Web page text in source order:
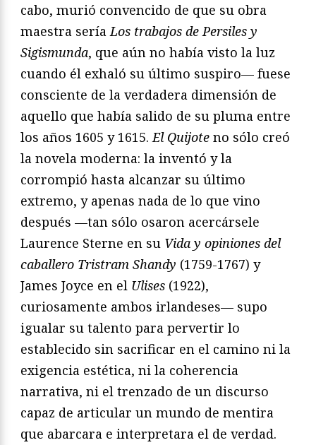
cabo, murió convencido de que su obra
maestra sería Los trabajos de Persiles y
Sigismunda, que aún no había visto la luz
cuando él exhaló su último suspiro— fuese
consciente de la verdadera dimensión de
aquello que había salido de su pluma entre
los años 1605 y 1615. El Quijote no sólo creó
la novela moderna: la inventó y la
corrompió hasta alcanzar su último
extremo, y apenas nada de lo que vino
después —tan sólo osaron acercársele
Laurence Sterne en su Vida y opiniones del
caballero Tristram Shandy (1759-1767) y
James Joyce en el Ulises (1922),
curiosamente ambos irlandeses— supo
igualar su talento para pervertir lo
establecido sin sacrificar en el camino ni la
exigencia estética, ni la coherencia
narrativa, ni el trenzado de un discurso
capaz de articular un mundo de mentira
que abarcara e interpretara el de verdad.